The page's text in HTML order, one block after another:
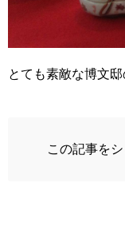
とても素敵な博文
この記事を